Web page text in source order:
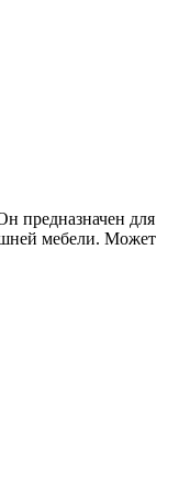
предназначен для
мебели. Может